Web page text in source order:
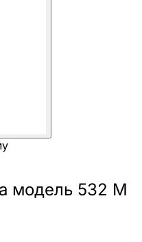
модель 532 M